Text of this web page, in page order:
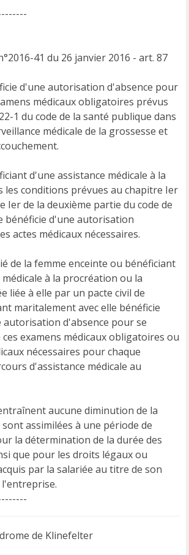
41 du 26 janvier 2016 - art. 87
d'une autorisation d'absence pour
médicaux obligatoires prévus
1 du code de la santé publique dans
médicale de la grossesse et
d'une assistance médicale à la
les conditions prévues au chapitre Ier
Ier de la deuxième partie du code de
bénéficie d'une autorisation
actes médicaux nécessaires.
de la femme enceinte ou bénéficiant
à la procréation ou la
liée à elle par un pacte civil de
maritalement avec elle bénéficie
d'absence pour se
examens médicaux obligatoires ou
nécessaires pour chaque
d'assistance médicale au
aucune diminution de la
assimilées à une période de
la détermination de la durée des
que pour les droits légaux ou
par la salariée au titre de son
de Klinefelter